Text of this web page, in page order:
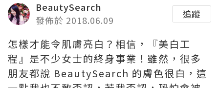
BeautySearch
發佈於 2018.06.09
追蹤
怎樣才能令肌膚亮白？相信，『美白工
程』是不少女士的終身事業！雖然，很多
朋友都說 BeautySearch 的膚色很白，這